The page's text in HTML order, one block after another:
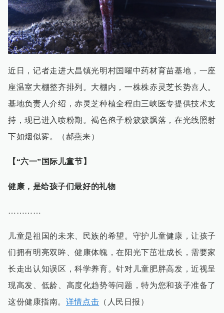
近日，记者走进大昌镇光明村国曜中药材育苗基地，一座
座温室大棚整齐排列。大棚内，一株株赤灵芝长势喜人。
基地负责人介绍，赤灵芝种植全程由三峡医专提供技术支
持，现已进入喷粉期。褐色孢子粉簌簌飘落，在光线照射
下如烟似雾。（郝燕来）
【“六一”国际儿童节】
健康，是给孩子们最好的礼物
…………
儿童是祖国的未来、民族的希望。守护儿童健康，让孩子
们拥有明亮双眸、健康体魄，在阳光下茁壮成长，需要家
长走出认知误区，科学养育。针对儿童肥胖高发，近视呈
现高发、低龄、高度化趋势等问题，特为您和孩子准备了
这份健康指南。 详情点击 （人民日报）